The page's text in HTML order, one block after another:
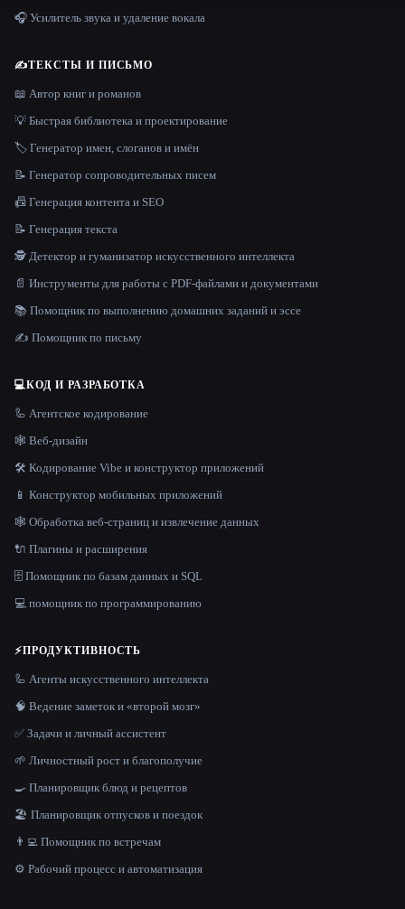
🎧 Усилитель звука и удаление вокала
✍️ТЕКСТЫ И ПИСЬМО
📖 Автор книг и романов
💡 Быстрая библиотека и проектирование
🏷️ Генератор имен, слоганов и имён
📝 Генератор сопроводительных писем
📠 Генерация контента и SEO
📝 Генерация текста
🕵️ Детектор и гуманизатор искусственного интеллекта
📄 Инструменты для работы с PDF-файлами и документами
📚 Помощник по выполнению домашних заданий и эссе
✍️ Помощник по письму
💻КОД И РАЗРАБОТКА
🦾 Агентское кодирование
🕸 Веб-дизайн
🛠️ Кодирование Vibe и конструктор приложений
📱 Конструктор мобильных приложений
🕸️ Обработка веб-страниц и извлечение данных
🔌 Плагины и расширения
🗄️ Помощник по базам данных и SQL
💻 помощник по программированию
⚡ПРОДУКТИВНОСТЬ
🦾 Агенты искусственного интеллекта
🧠 Ведение заметок и «второй мозг»
✅ Задачи и личный ассистент
🌱 Личностный рост и благополучие
🍳 Планировщик блюд и рецептов
🏖 Планировщик отпусков и поездок
👨‍💻 Помощник по встречам
⚙️ Рабочий процесс и автоматизация